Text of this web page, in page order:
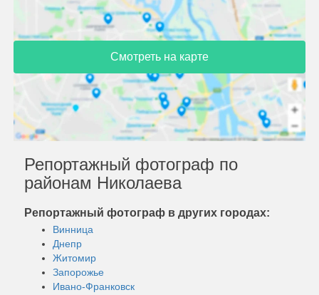
Смотреть на карте
Репортажный фотограф по
районам Николаева
Репортажный фотограф в других городах:
Винница
Днепр
Житомир
Запорожье
Ивано-Франковск